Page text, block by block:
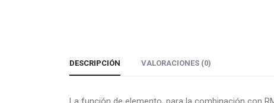
DESCRIPCIÓN VALORACIONES (0)